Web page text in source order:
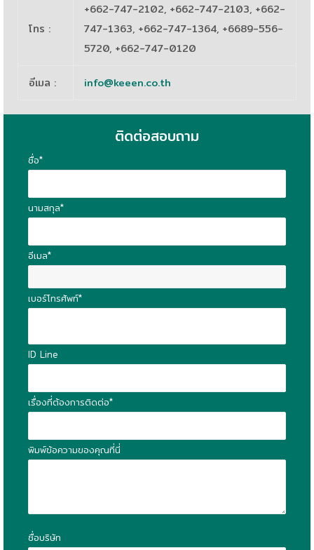
โทร :
+662-747-2102, +662-747-2103, +662-
747-1363, +662-747-1364, +6689-556-
5720, +662-747-0120
อีเมล : info@keeen.co.th
ติดต่อสอบถาม
ชื่อ*
นามสกุล*
อีเมล*
เบอร์โทรศัพท์*
ID Line
เรื่องที่ต้องการติดต่อ*
พิมพ์ข้อความของคุณที่นี่
ชื่อบริษัท